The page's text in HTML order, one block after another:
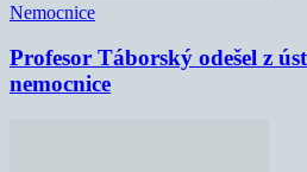
Nemocnice
Profesor Táborský odešel z
nemocnice